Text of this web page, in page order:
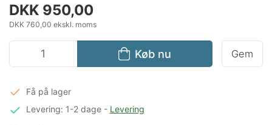
DKK 950,00
DKK 760,00 ekskl. moms
Køb nu Gem
Få på lager
Levering: 1-2 dage- Levering